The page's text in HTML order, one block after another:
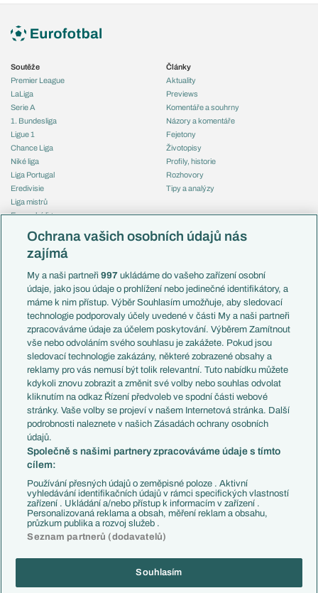
Soutěže
Premier League
LaLiga
Serie A
1. Bundesliga
Ligue 1
Chance Liga
Niké liga
Liga Portugal
Eredivisie
Liga mistrů
Evropská liga
Mistrovství světa
Liga národů
Témata
Představení týmů MS
EuroSkauting
PL v kostce
Evropské koeficienty
Přestupy
Přestupové spekulace
Zranění
Kluby
Arsenal FC
Chelsea FC
Manchester United
AC Milán
Juventus FC
Bayern Mnichov
FC Barcelona
Real Madrid
Články
Aktuality
Previews
Komentáře a souhrny
Názory a komentáře
Fejetony
Životopisy
Profily, historie
Rozhovory
Tipy a analýzy
Česko
Francie
Itálie
Německo
Španělsko
Argentina
Brazílie
Přestupy
Zápasy
Livescore
Tipovací soutěž
Copyright © 2001-2026 EuroFotbal.cz. Využíváme zpravodajství ČTK.
Ochrana vašich osobních údajů nás
zajímá
My a naši partneři997 ukládáme do vašeho zařízení osobní
údaje, jako jsou údaje o prohlížení nebo jedinečné identifikátory, a
máme k nim přístup. Výběr Souhlasím umožňuje, aby sledovací
technologie podporovaly účely uvedené v části My a naši partneři
zpracováváme údaje za účelem poskytování. Výběrem Zamítnout
vše nebo odvoláním svého souhlasu je zakážete. Pokud jsou
sledovací technologie zakázány, některé zobrazené obsahy a
reklamy pro vás nemusí být tolik relevantní. Tuto nabídku můžete
kdykoli znovu zobrazit a změnit své volby nebo souhlas odvolat
kliknutím na odkaz Řízení předvoleb ve spodní části webové
stránky. Vaše volby se projeví v našem Internetová stránka. Další
podrobnosti naleznete v našich Zásadách ochrany osobních
údajů.
Společně s našimi partnery zpracováváme údaje s tímto
cílem:
Používání přesných údajů o zeměpisné poloze . Aktivní
vyhledávání identifikačních údajů v rámci specifických vlastností
zařízení . Ukládání a/nebo přístup k informacím v zařízení .
Personalizovaná reklama a obsah, měření reklam a obsahu,
průzkum publika a rozvoj služeb .
Seznam partnerů (dodavatelů)
Souhlasím